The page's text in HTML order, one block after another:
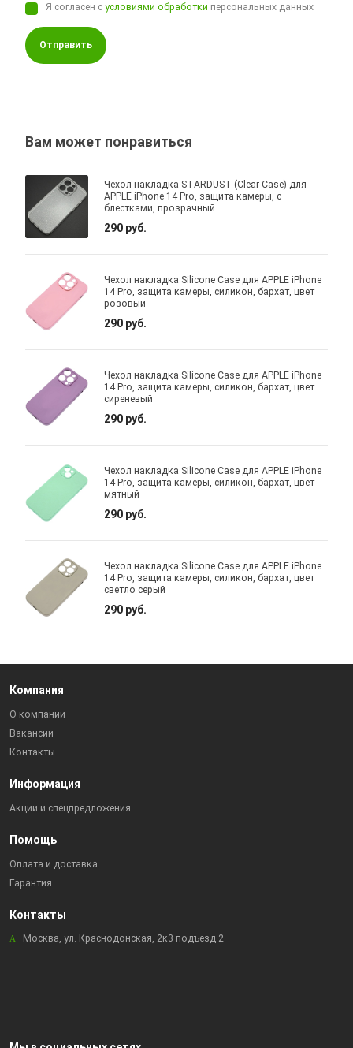
Я согласен сусловиями обработки персональных данных
Отправить
Вам может понравиться
Чехол накладка STARDUST (Clear Case) для
APPLE iPhone 14 Pro, защита камеры, с
блестками, прозрачный
290 руб.
Чехол накладка Silicone Case для APPLE iPhone
14 Pro, защита камеры, силикон, бархат, цвет
розовый
290 руб.
Чехол накладка Silicone Case для APPLE iPhone
14 Pro, защита камеры, силикон, бархат, цвет
сиреневый
290 руб.
Чехол накладка Silicone Case для APPLE iPhone
14 Pro, защита камеры, силикон, бархат, цвет
мятный
290 руб.
Чехол накладка Silicone Case для APPLE iPhone
14 Pro, защита камеры, силикон, бархат, цвет
светло серый
290 руб.
Компания
О компании
Вакансии
Контакты
Информация
Акции и спецпредложения
Помощь
Оплата и доставка
Гарантия
Контакты
Москва, ул. Краснодонская, 2к3 подъезд 2